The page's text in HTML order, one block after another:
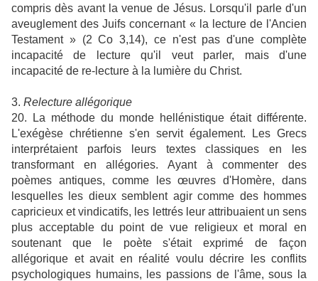
compris dès avant la venue de Jésus. Lorsqu'il parle d'un
aveuglement des Juifs concernant « la lecture de l'Ancien
Testament » (2 Co 3,14), ce n'est pas d'une complète
incapacité de lecture qu'il veut parler, mais d'une
incapacité de re-lecture à la lumière du Christ.
3. Relecture allégorique
20. La méthode du monde hellénistique était différente.
L'exégèse chrétienne s'en servit également. Les Grecs
interprétaient parfois leurs textes classiques en les
transformant en allégories. Ayant à commenter des
poèmes antiques, comme les œuvres d'Homère, dans
lesquelles les dieux semblent agir comme des hommes
capricieux et vindicatifs, les lettrés leur attribuaient un sens
plus acceptable du point de vue religieux et moral en
soutenant que le poète s'était exprimé de façon
allégorique et avait en réalité voulu décrire les conflits
psychologiques humains, les passions de l'âme, sous la